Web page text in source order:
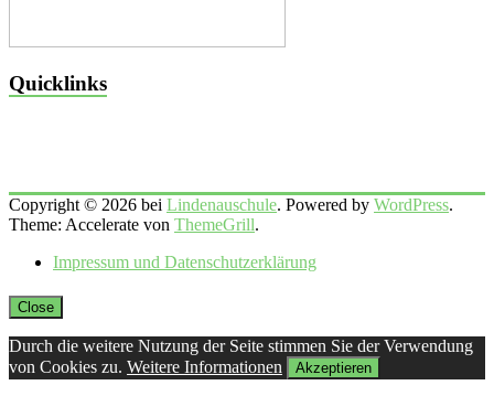
Quicklinks
Copyright © 2026 bei Lindenauschule. Powered by WordPress.
Theme: Accelerate von ThemeGrill.
Impressum und Datenschutzerklärung
Close
Durch die weitere Nutzung der Seite stimmen Sie der Verwendung
von Cookies zu. Weitere Informationen Akzeptieren